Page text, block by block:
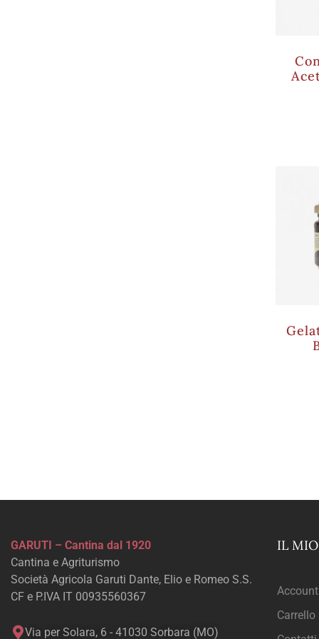
GARUTI – Cantina dal 1920
Cantina e Agriturismo
Società Agricola Garuti Dante, Elio e Romeo S.S.
CF e P.IVA IT 00935560367
Via per Solara, 6 - 41030 Sorbara (MO)
IL
Account
Carrello